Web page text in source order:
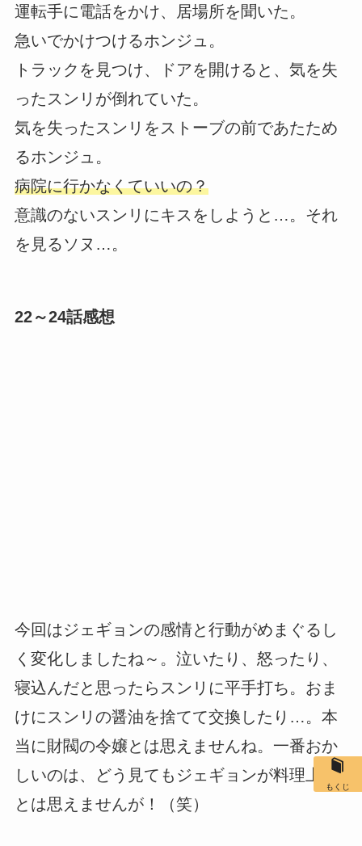
運転手に電話をかけ、居場所を聞いた。
急いでかけつけるホンジュ。
トラックを見つけ、ドアを開けると、気を失
ったスンリが倒れていた。
気を失ったスンリをストーブの前であたため
るホンジュ。
病院に行かなくていいの？
意識のないスンリにキスをしようと…。それ
を見るソヌ…。
22～24話感想
今回はジェギョンの感情と行動がめまぐるし
く変化しましたね～。泣いたり、怒ったり、
寝込んだと思ったらスンリに平手打ち。おま
けにスンリの醤油を捨てて交換したり…。本
当に財閥の令嬢とは思えませんね。一番おか
しいのは、どう見てもジェギョンが料理上手
とは思えませんが！（笑）
もくじ